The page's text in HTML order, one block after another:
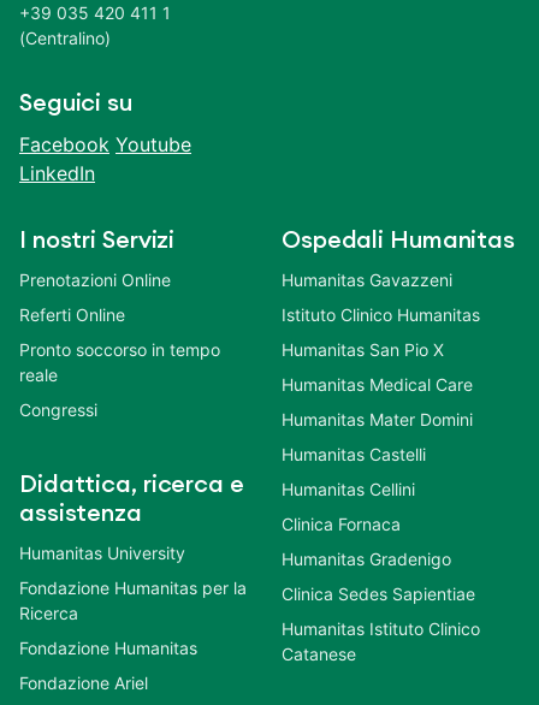
+39 035 420 411 1
(Centralino)
Seguici su
Facebook Youtube
LinkedIn
I nostri Servizi
Prenotazioni Online
Referti Online
Pronto soccorso in tempo
reale
Congressi
Didattica, ricerca e
assistenza
Humanitas University
Fondazione Humanitas per la
Ricerca
Fondazione Humanitas
Fondazione Ariel
Ospedali Humanitas
Humanitas Gavazzeni
Istituto Clinico Humanitas
Humanitas San Pio X
Humanitas Medical Care
Humanitas Mater Domini
Humanitas Castelli
Humanitas Cellini
Clinica Fornaca
Humanitas Gradenigo
Clinica Sedes Sapientiae
Humanitas Istituto Clinico
Catanese